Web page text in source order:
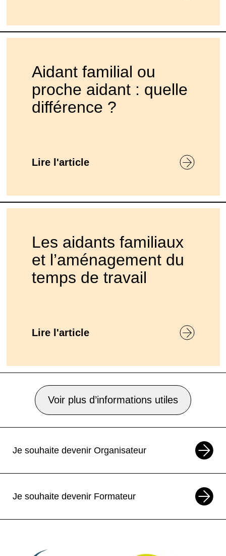
Aidant familial ou
proche aidant : quelle
différence ?
Lire l'article
Les aidants familiaux
et l’aménagement du
temps de travail
Lire l'article
Voir plus d’informations utiles
Je souhaite devenir Organisateur
Je souhaite devenir Formateur